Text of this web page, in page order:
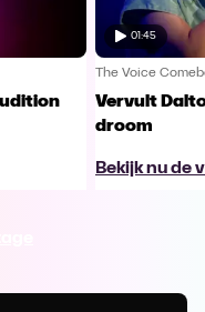
01:45
The Voice
Vervult
droom
Bekijk nu de